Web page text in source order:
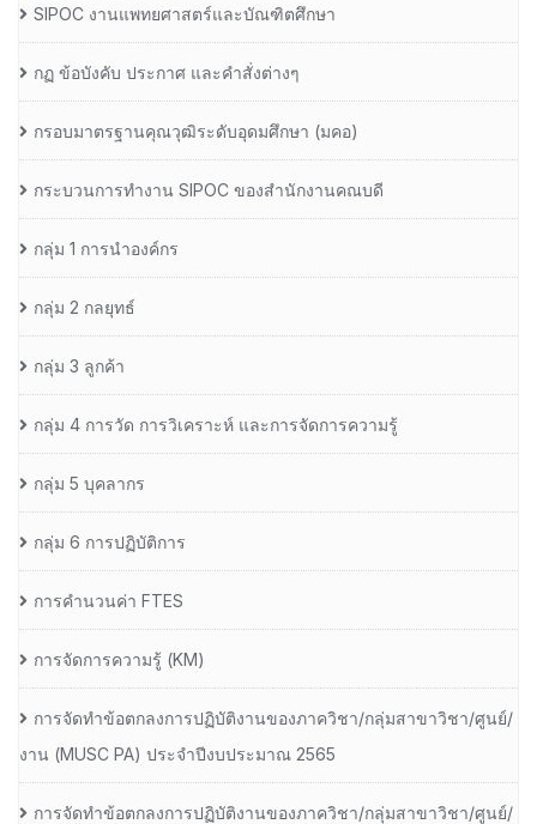
SIPOC งานแพทยศาสตร์และบัณฑิตศึกษา
กฏ ข้อบังคับ ประกาศ และคำสั่งต่างๆ
กรอบมาตรฐานคุณวุฒิระดับอุดมศึกษา (มคอ)
กระบวนการทำงาน SIPOC ของสำนักงานคณบดี
กลุ่ม 1 การนำองค์กร
กลุ่ม 2 กลยุทธ์
กลุ่ม 3 ลูกค้า
กลุ่ม 4 การวัด การวิเคราะห์ และการจัดการความรู้
กลุ่ม 5 บุคลากร
กลุ่ม 6 การปฏิบัติการ
การคำนวนค่า FTES
การจัดการความรู้ (KM)
การจัดทำข้อตกลงการปฏิบัติงานของภาควิชา/กลุ่มสาขาวิชา/ศูนย์/
งาน (MUSC PA) ประจำปีงบประมาณ 2565
การจัดทำข้อตกลงการปฏิบัติงานของภาควิชา/กลุ่มสาขาวิชา/ศูนย์/